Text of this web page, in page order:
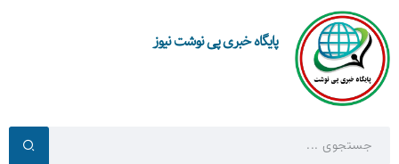
پایگاه خبری پی نوشت نیوز